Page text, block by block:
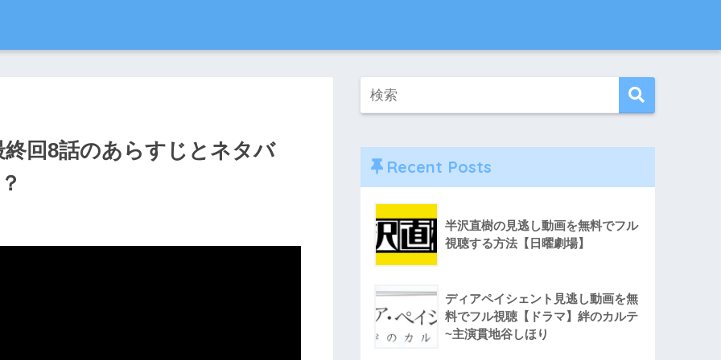
回8話のあらすじとネタバ
Recent Posts
半沢直樹の見逃し動画を無料でフル
視聴する方法【日曜劇場】
ディアペイシェント見逃し動画を無
料でフル視聴【ドラマ】絆のカルテ
~主演貫地谷しほり